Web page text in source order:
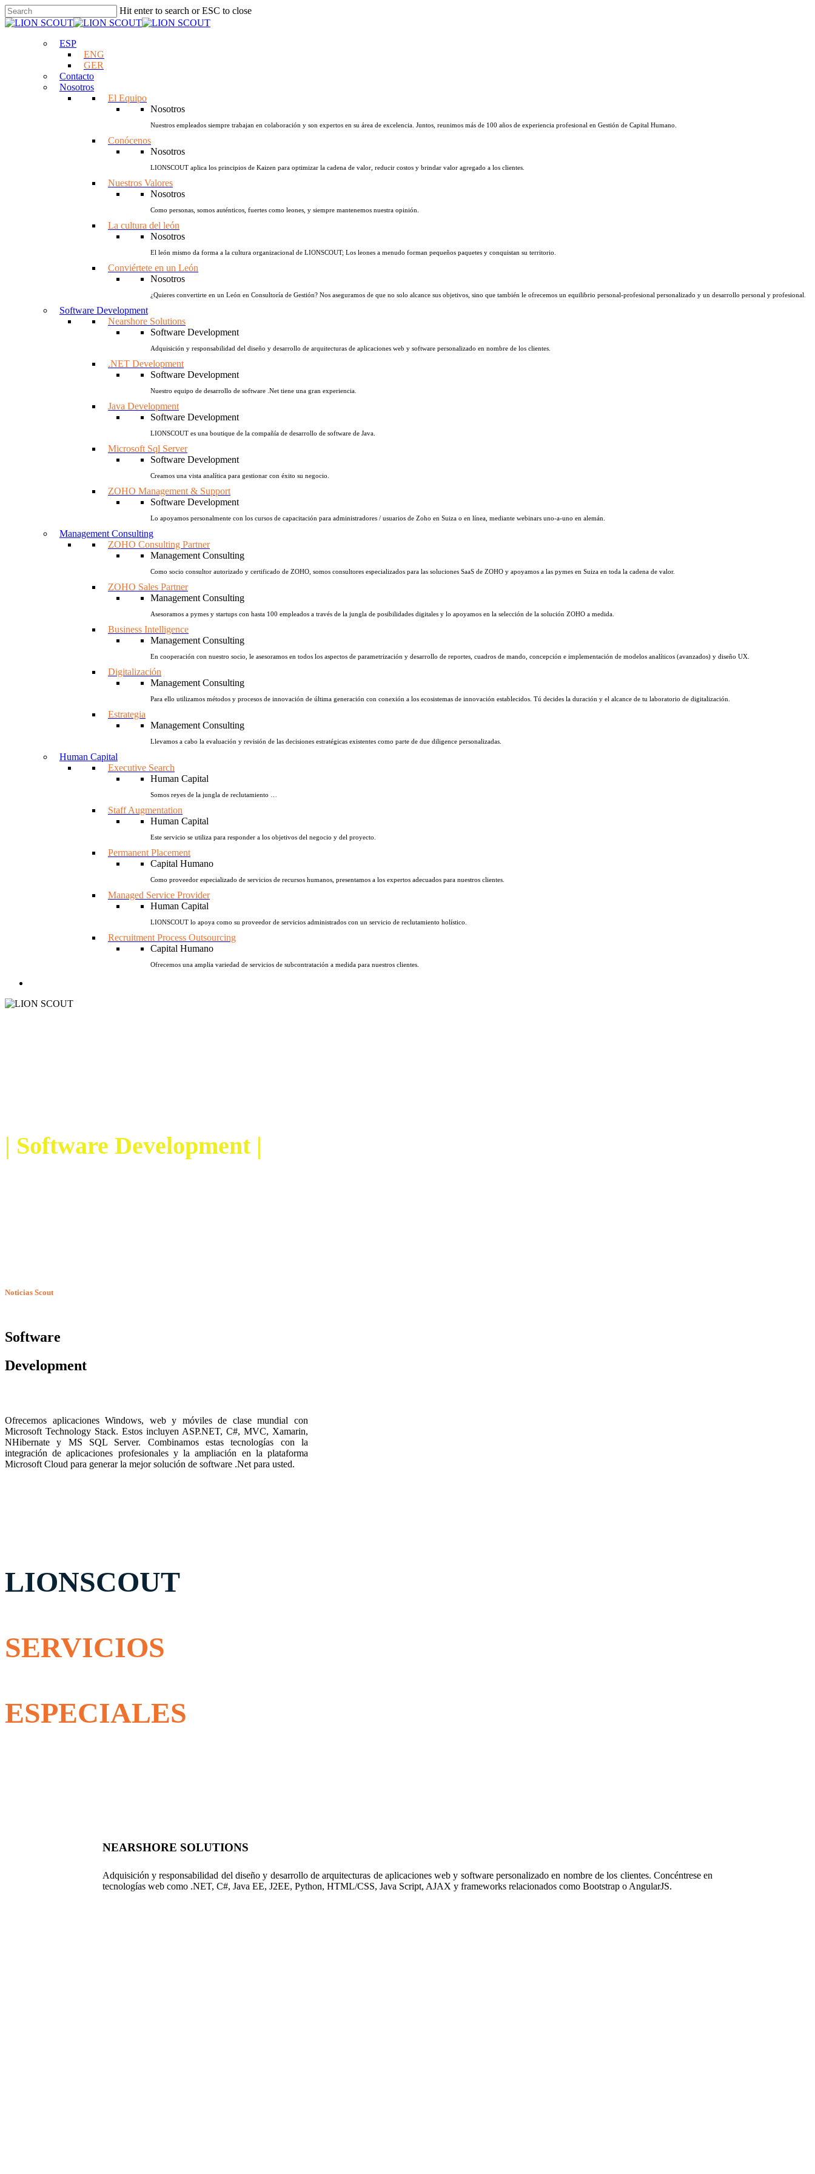
Hit enter to search or ESC to close
ESP
ENG
GER
Contacto
Nosotros
El Equipo
Nosotros
Nuestros empleados siempre trabajan en colaboración y son expertos en su área de excelencia. Juntos, reunimos más de 100 años de experiencia profesional en Gestión de Capital Humano.
Conócenos
Nosotros
LIONSCOUT aplica los principios de Kaizen para optimizar la cadena de valor, reducir costos y brindar valor agregado a los clientes.
Nuestros Valores
Nosotros
Como personas, somos auténticos, fuertes como leones, y siempre mantenemos nuestra opinión.
La cultura del león
Nosotros
El león mismo da forma a la cultura organizacional de LIONSCOUT; Los leones a menudo forman pequeños paquetes y conquistan su territorio.
Conviértete en un León
Nosotros
¿Quieres convertirte en un León en Consultoría de Gestión? Nos aseguramos de que no solo alcance sus objetivos, sino que también le ofrecemos un equilibrio personal-profesional personalizado y un desarrollo personal y profesional.
Software Development
Nearshore Solutions
Software Development
Adquisición y responsabilidad del diseño y desarrollo de arquitecturas de aplicaciones web y software personalizado en nombre de los clientes.
.NET Development
Software Development
Nuestro equipo de desarrollo de software .Net tiene una gran experiencia.
Java Development
Software Development
LIONSCOUT es una boutique de la compañía de desarrollo de software de Java.
Microsoft Sql Server
Software Development
Creamos una vista analítica para gestionar con éxito su negocio.
ZOHO Management & Support
Software Development
Lo apoyamos personalmente con los cursos de capacitación para administradores / usuarios de Zoho en Suiza o en línea, mediante webinars uno-a-uno en alemán.
Management Consulting
ZOHO Consulting Partner
Management Consulting
Como socio consultor autorizado y certificado de ZOHO, somos consultores especializados para las soluciones SaaS de ZOHO y apoyamos a las pymes en Suiza en toda la cadena de valor.
ZOHO Sales Partner
Management Consulting
Asesoramos a pymes y startups con hasta 100 empleados a través de la jungla de posibilidades digitales y lo apoyamos en la selección de la solución ZOHO a medida.
Business Intelligence
Management Consulting
En cooperación con nuestro socio, le asesoramos en todos los aspectos de parametrización y desarrollo de reportes, cuadros de mando, concepción e implementación de modelos analíticos (avanzados) y diseño UX.
Digitalización
Management Consulting
Para ello utilizamos métodos y procesos de innovación de última generación con conexión a los ecosistemas de innovación establecidos. Tú decides la duración y el alcance de tu laboratorio de digitalización.
Estrategia
Management Consulting
Llevamos a cabo la evaluación y revisión de las decisiones estratégicas existentes como parte de due diligence personalizadas.
Human Capital
Executive Search
Human Capital
Somos reyes de la jungla de reclutamiento …
Staff Augmentation
Human Capital
Este servicio se utiliza para responder a los objetivos del negocio y del proyecto.
Permanent Placement
Capital Humano
Como proveedor especializado de servicios de recursos humanos, presentamos a los expertos adecuados para nuestros clientes.
Managed Service Provider
Human Capital
LIONSCOUT lo apoya como su proveedor de servicios administrados con un servicio de reclutamiento holístico.
Recruitment Process Outsourcing
Capital Humano
Ofrecemos una amplia variedad de servicios de subcontratación a medida para nuestros clientes.
| Software Development |
Noticias Scout
Software
Development
Ofrecemos aplicaciones Windows, web y móviles de clase mundial con
Microsoft Technology Stack. Estos incluyen ASP.NET, C#, MVC, Xamarin,
NHibernate y MS SQL Server. Combinamos estas tecnologías con la
integración de aplicaciones profesionales y la ampliación en la plataforma
Microsoft Cloud para generar la mejor solución de software .Net para usted.
LIONSCOUT
SERVICIOS
ESPECIALES
NEARSHORE SOLUTIONS
Adquisición y responsabilidad del diseño y desarrollo de arquitecturas de aplicaciones web y software personalizado en nombre de los clientes. Concéntrese en
tecnologías web como .NET, C#, Java EE, J2EE, Python, HTML/CSS, Java Script, AJAX y frameworks relacionados como Bootstrap o AngularJS.